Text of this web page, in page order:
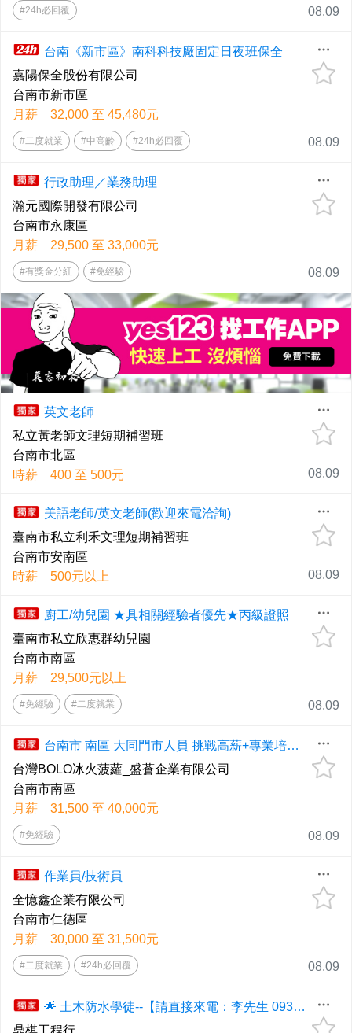
#24h必回覆 08.09
台南《新市區》南科科技廠固定日夜班保全
嘉陽保全股份有限公司
台南市新市區
月薪 32,000 至 45,480元
#二度就業 #中高齡 #24h必回覆 08.09
行政助理／業務助理
瀚元國際開發有限公司
台南市永康區
月薪 29,500 至 33,000元
#有獎金分紅 #免經驗 08.09
英文老師
私立黃老師文理短期補習班
台南市北區
時薪 400 至 500元
08.09
美語老師/英文老師(歡迎來電洽詢)
臺南市私立利禾文理短期補習班
台南市安南區
時薪 500元以上
08.09
廚工/幼兒園 ★具相關經驗者優先★丙級證照
臺南市私立欣惠群幼兒園
台南市南區
月薪 29,500元以上
#免經驗 #二度就業 08.09
台南市 南區 大同門市人員 挑戰高薪+專業培訓 無經驗可
台灣BOLO冰火菠蘿_盛蒼企業有限公司
台南市南區
月薪 31,500 至 40,000元
#免經驗 08.09
作業員/技術員
全憶鑫企業有限公司
台南市仁德區
月薪 30,000 至 31,500元
#二度就業 #24h必回覆 08.09
🌟 土木防水學徒--【請直接來電：李先生 0932-046680 ; 柯小姐 0910-528650】